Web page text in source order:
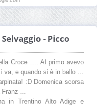
- Picco
Croce …. Al primo avevo
va, e quando si è in ballo …
:D Domenica scorsa
...
in Trentino Alto Adige e